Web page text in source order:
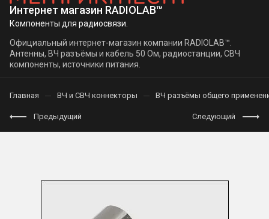
Интернет магазин RADIOLAB™
Компоненты для радиосвязи.
Официальный интернет-магазин компании RADIOLAB™.
Антенны, ВЧ разъёмы и кабель 50 Ом, радиостанции, СВЧ
компоненты, источники питания.
Главная ВЧ и СВЧ коннекторы ВЧ разъёмы общего
Предыдущий Следующий